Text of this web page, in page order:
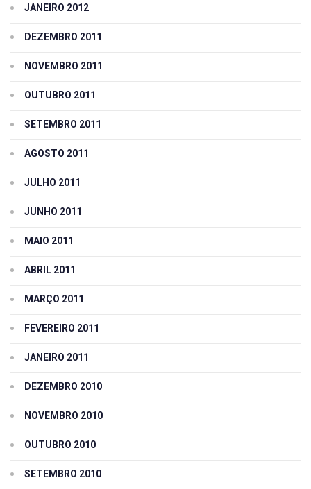
JANEIRO 2012
DEZEMBRO 2011
NOVEMBRO 2011
OUTUBRO 2011
SETEMBRO 2011
AGOSTO 2011
JULHO 2011
JUNHO 2011
MAIO 2011
ABRIL 2011
MARÇO 2011
FEVEREIRO 2011
JANEIRO 2011
DEZEMBRO 2010
NOVEMBRO 2010
OUTUBRO 2010
SETEMBRO 2010